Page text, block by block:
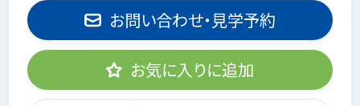
お問い合わせ・見学予約
お気に入りに追加